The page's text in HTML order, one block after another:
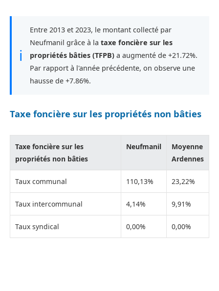
ℹ
Entre 2013 et 2023, le montant collecté par
Neufmanil grâce à la taxe foncière sur les
propriétés bâties (TFPB) a augmenté de +21.72%.
Par rapport à l'année précédente, on observe une
hausse de +7.86%.
Taxe foncière sur les propriétés non bâties
Taxe foncière sur les
propriétés non bâties
Neufmanil
Moyenne
Ardennes
Taux communal 110,13% 23,22%
Taux intercommunal 4,14% 9,91%
Taux syndical 0,00% 0,00%